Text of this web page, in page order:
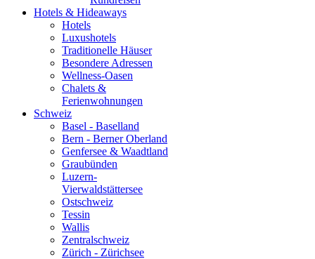
Hotels & Hideaways
Hotels
Luxushotels
Traditionelle Häuser
Besondere Adressen
Wellness-Oasen
Chalets &
Ferienwohnungen
Schweiz
Basel - Baselland
Bern - Berner Oberland
Genfersee & Waadtland
Graubünden
Luzern-
Vierwaldstättersee
Ostschweiz
Tessin
Wallis
Zentralschweiz
Zürich - Zürichsee